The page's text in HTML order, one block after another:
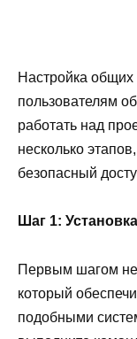
Настройка общих
пользователям
работать над
несколько
безопасный
Шаг 1:
Первым шагом
который
подобными